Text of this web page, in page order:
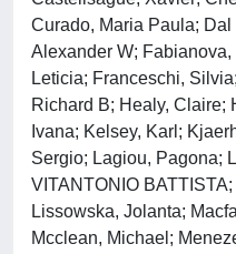
Curado, Maria Paula;
Alexander W;
Leticia; Franceschi,
Richard B; Healy, Claire;
Ivana; Kelsey, Karl;
Sergio; Lagiou, Pagona;
VITANTONIO
Lissowska, Jolanta;
Mcclean, Michael;